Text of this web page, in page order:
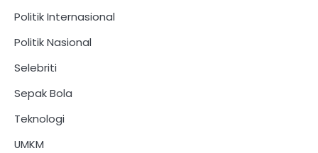
Politik Internasional
Politik Nasional
Selebriti
Sepak Bola
Teknologi
UMKM